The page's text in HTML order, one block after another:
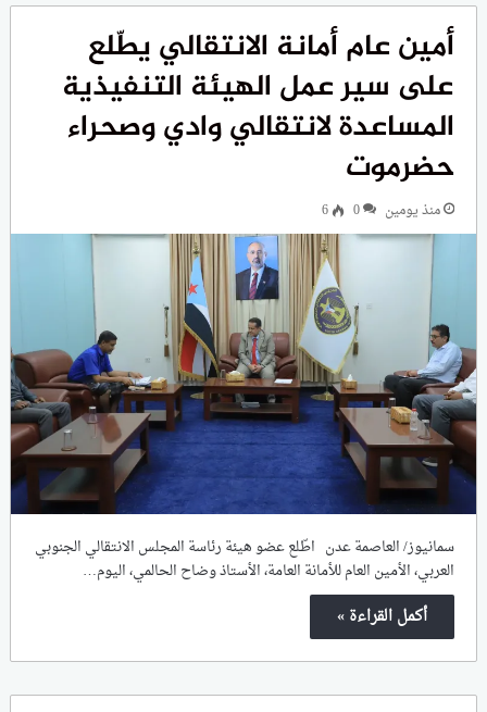
أمين عام أمانة الانتقالي يطّلع
على سير عمل الهيئة التنفيذية
المساعدة لانتقالي وادي وصحراء
حضرموت
منذ يومين 0
6
سمانيوز/ العاصمة عدن اطّلع عضو هيئة رئاسة المجلس الانتقالي الجنوبي
العربي، الأمين العام للأمانة العامة، الأستاذ وضاح الحالمي، اليوم…
أكمل القراءة »